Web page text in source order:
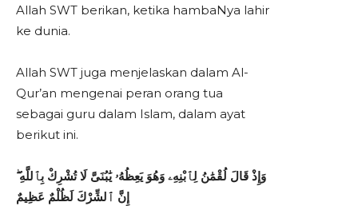
Allah SWT berikan, ketika hambaNya lahir
ke dunia.
Allah SWT juga menjelaskan dalam Al-
Qur’an mengenai peran orang tua
sebagai guru dalam Islam, dalam ayat
berikut ini.
وَإِذْ قَالَ لُقْمَٰنُ لِٱبْنِهِۦ وَهُوَ يَعِظُهُۥ يَٰبُنَىَّ لَا تُشْرِكْ بِٱللَّهِ ۖ
إِنَّ ٱلشِّرْكَ لَظُلْمٌ عَظِيمٌ